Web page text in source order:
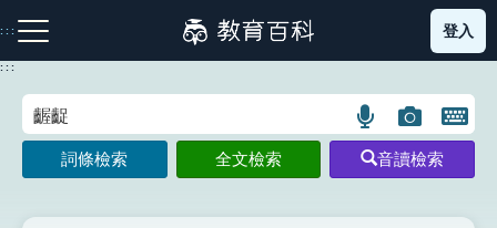
到
主
:::
注音索引圖示 筆畫索引圖示 部首索引表圖示
登入
:::
語
言
搜
圖
片
搜
開
鍵
圖
詞條檢索 全文檢索 音讀檢索